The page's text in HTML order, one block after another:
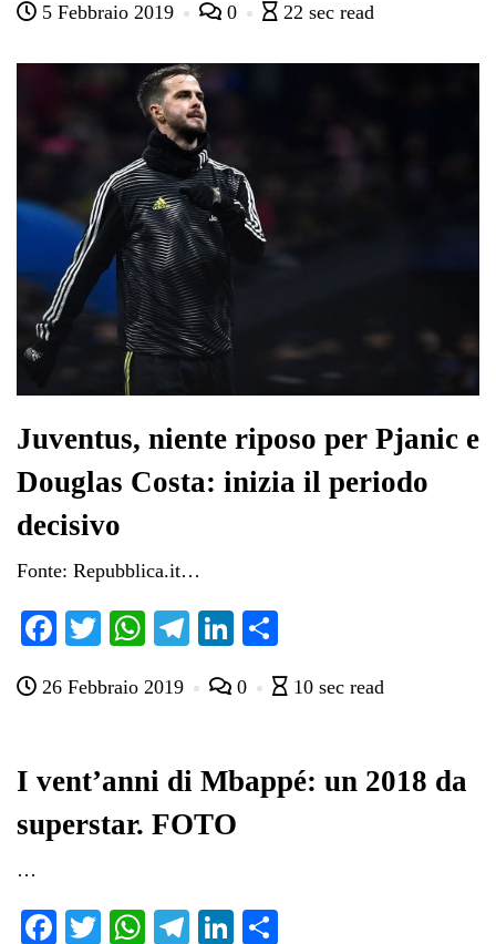
bo
ok
tte
r
ts
A
pp
gr
a
m
ed
In
di
vi
5 Febbraio 2019 0 22 sec read
Juventus, niente riposo per Pjanic e
Douglas Costa: inizia il periodo
decisivo
Fonte: Repubblica.it…
Fa
bo
T
tte
W
ts
pp
Te
gr
m
Li
ed di
di
26 Febbraio 2019 0 10 sec read
I vent’anni di Mbappé: un 2018 da
superstar. FOTO
…
Fa T
W
Te
Li